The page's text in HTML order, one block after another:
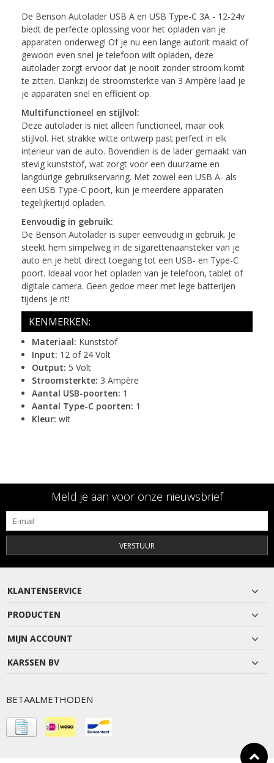
De Benson Autolader USB A en USB Type-C 3A - 12-24v
biedt de perfecte oplossing voor het opladen van je
apparaten onderweg! Of je nu een lange autorit maakt of
gewoon even snel je telefoon wilt opladen, deze
autolader zorgt ervoor dat je nooit zonder stroom komt
te zitten. Dankzij de stroomsterkte van 3 Ampère laad je
je apparaten snel en efficiënt op.
Multifunctioneel en stijlvol:
Deze autolader is niet alleen functioneel, maar ook
stijlvol. Het strakke witte ontwerp past perfect in elk
interieur van de auto. Bovendien is de lader gemaakt van
stevig kunststof, wat zorgt voor een duurzame en
langdurige gebruikservaring. Met zowel een USB A- als
een USB Type-C poort, kun je meerdere apparaten
tegelijkertijd opladen.
Eenvoudig in gebruik:
De Benson Autolader is super eenvoudig in gebruik. Je
steekt hem simpelweg in de sigarettenaansteker van je
auto en je hebt direct toegang tot een USB- en Type-C
poort. Ideaal voor het opladen van je telefoon, tablet of
digitale camera. Geen gedoe meer met lege batterijen
tijdens je rit!
KENMERKEN:
Materiaal: Kunststof
Input: 12 of 24 Volt
Output: 5 Volt
Stroomsterkte: 3 Ampère
Aantal USB-poorten: 1
Aantal Type-C poorten: 1
Kleur: wit
Meld je aan voor onze nieuwsbrief
VERSTUUR
KLANTENSERVICE
PRODUCTEN
MIJN ACCOUNT
KARSSEN BV
BETAALMETHODEN